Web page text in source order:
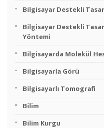
Bilgisayar Destekli
Bilgisayar Destekli
Yöntemi
Bilgisayarda Molekül
Bilgisayarla Görü
Bilgisayarlı Tomografi
Bilim
Bilim Kurgu